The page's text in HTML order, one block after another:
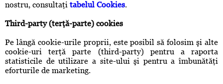
nostru, consultaţi tabelul Cookies.
Third-party (terţă-parte) cookies
Pe lângă cookie-urile proprii, este posibil să folosim şi alte
cookie-uri terţă parte (third-party) pentru a raporta
statisticile de utilizare a site-ului şi pentru a îmbunătăţi
eforturile de marketing.